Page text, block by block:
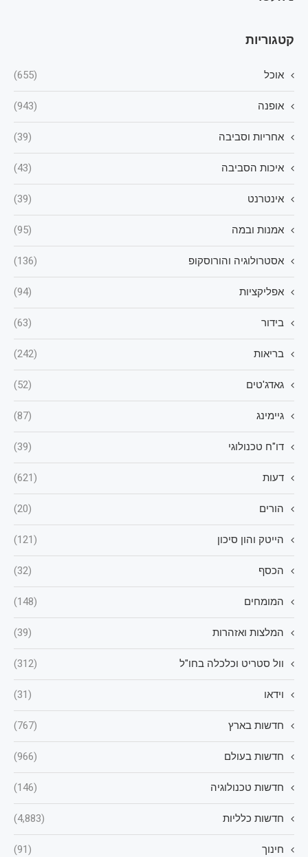
קטגוריות
אוכל (655)
אופנה (943)
אחריות וסביבה (39)
איכות הסביבה (43)
אינטרנט (39)
אמנות ובמה (95)
אסטרולוגיה והורוסקופ (136)
אפליקציות (94)
בידור (63)
בריאות (242)
גאדג'טים (52)
גיימינג (87)
דו"ח טכנולוגי (39)
דעות (621)
הורים (20)
הייטק והון סיכון (121)
הכסף (32)
המומחים (148)
המלצות ואזהרות (39)
וול סטריט וכלכלה בחו"ל (312)
וידאו (31)
חדשות בארץ (767)
חדשות בעולם (966)
חדשות טכנולוגיה (146)
חדשות כלליות (4,883)
חינוך (91)